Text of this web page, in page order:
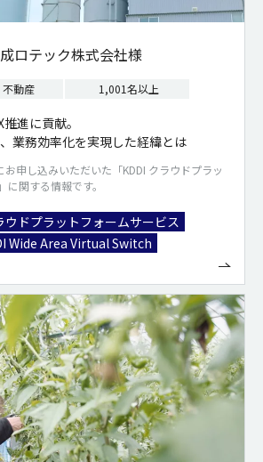
ロテック株式会社様
動産 1,001名以上
進に貢献。
業務効率化を実現した経緯とは
申し込みいただいた「KDDI クラウドプラッ
に関する情報です。
ウドプラットフォームサービス
Wide Area Virtual Switch